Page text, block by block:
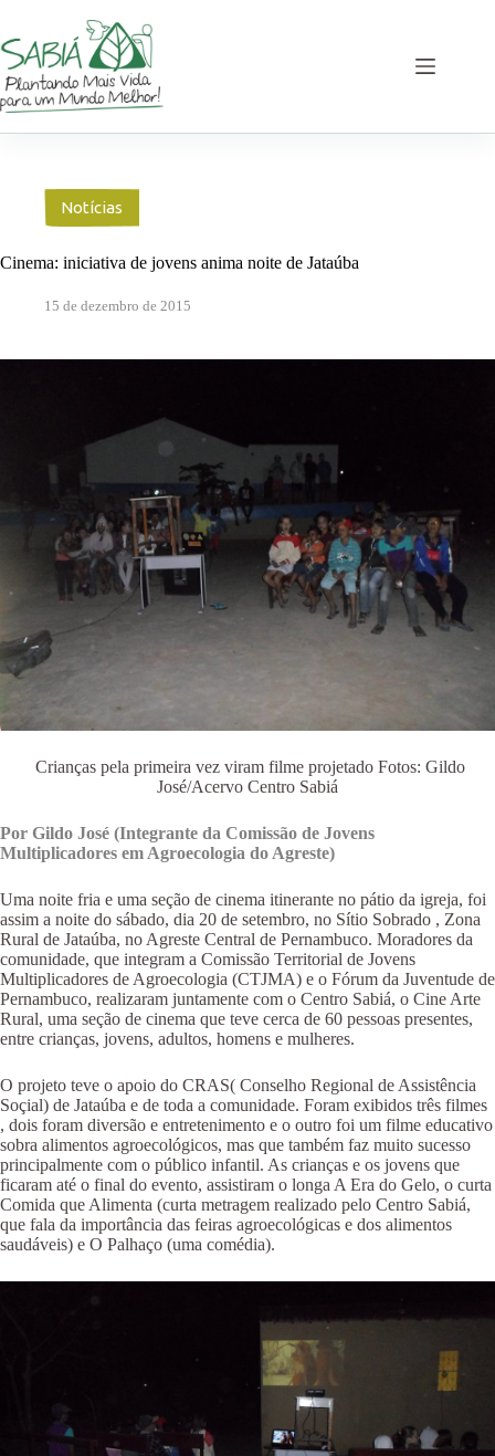
o
conteúdo
Notícias
Cinema: iniciativa de jovens anima noite de Jataúba
15 de dezembro de 2015
Crianças pela primeira vez viram filme projetado Fotos: Gildo
José/Acervo Centro Sabiá
Por Gildo José (Integrante da Comissão de Jovens
Multiplicadores em Agroecologia do Agreste)
Uma noite fria e uma seção de cinema itinerante no pátio da igreja, foi
assim a noite do sábado, dia 20 de setembro, no Sítio Sobrado , Zona
Rural de Jataúba, no Agreste Central de Pernambuco. Moradores da
comunidade, que integram a Comissão Territorial de Jovens
Multiplicadores de Agroecologia (CTJMA) e o Fórum da Juventude de
Pernambuco, realizaram juntamente com o Centro Sabiá, o Cine Arte
Rural, uma seção de cinema que teve cerca de 60 pessoas presentes,
entre crianças, jovens, adultos, homens e mulheres.
O projeto teve o apoio do CRAS( Conselho Regional de Assistência
Soçial) de Jataúba e de toda a comunidade. Foram exibidos três filmes
, dois foram diversão e entretenimento e o outro foi um filme educativo
sobra alimentos agroecológicos, mas que também faz muito sucesso
principalmente com o público infantil. As crianças e os jovens que
ficaram até o final do evento, assistiram o longa A Era do Gelo, o curta
Comida que Alimenta (curta metragem realizado pelo Centro Sabiá,
que fala da importância das feiras agroecológicas e dos alimentos
saudáveis) e O Palhaço (uma comédia).